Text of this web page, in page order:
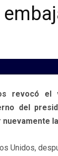
revocó
del
Unidos,